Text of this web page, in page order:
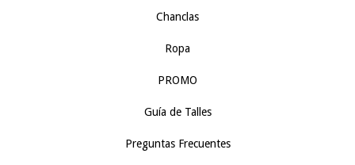
Chanclas
Ropa
PROMO
Guía de Talles
Preguntas Frecuentes